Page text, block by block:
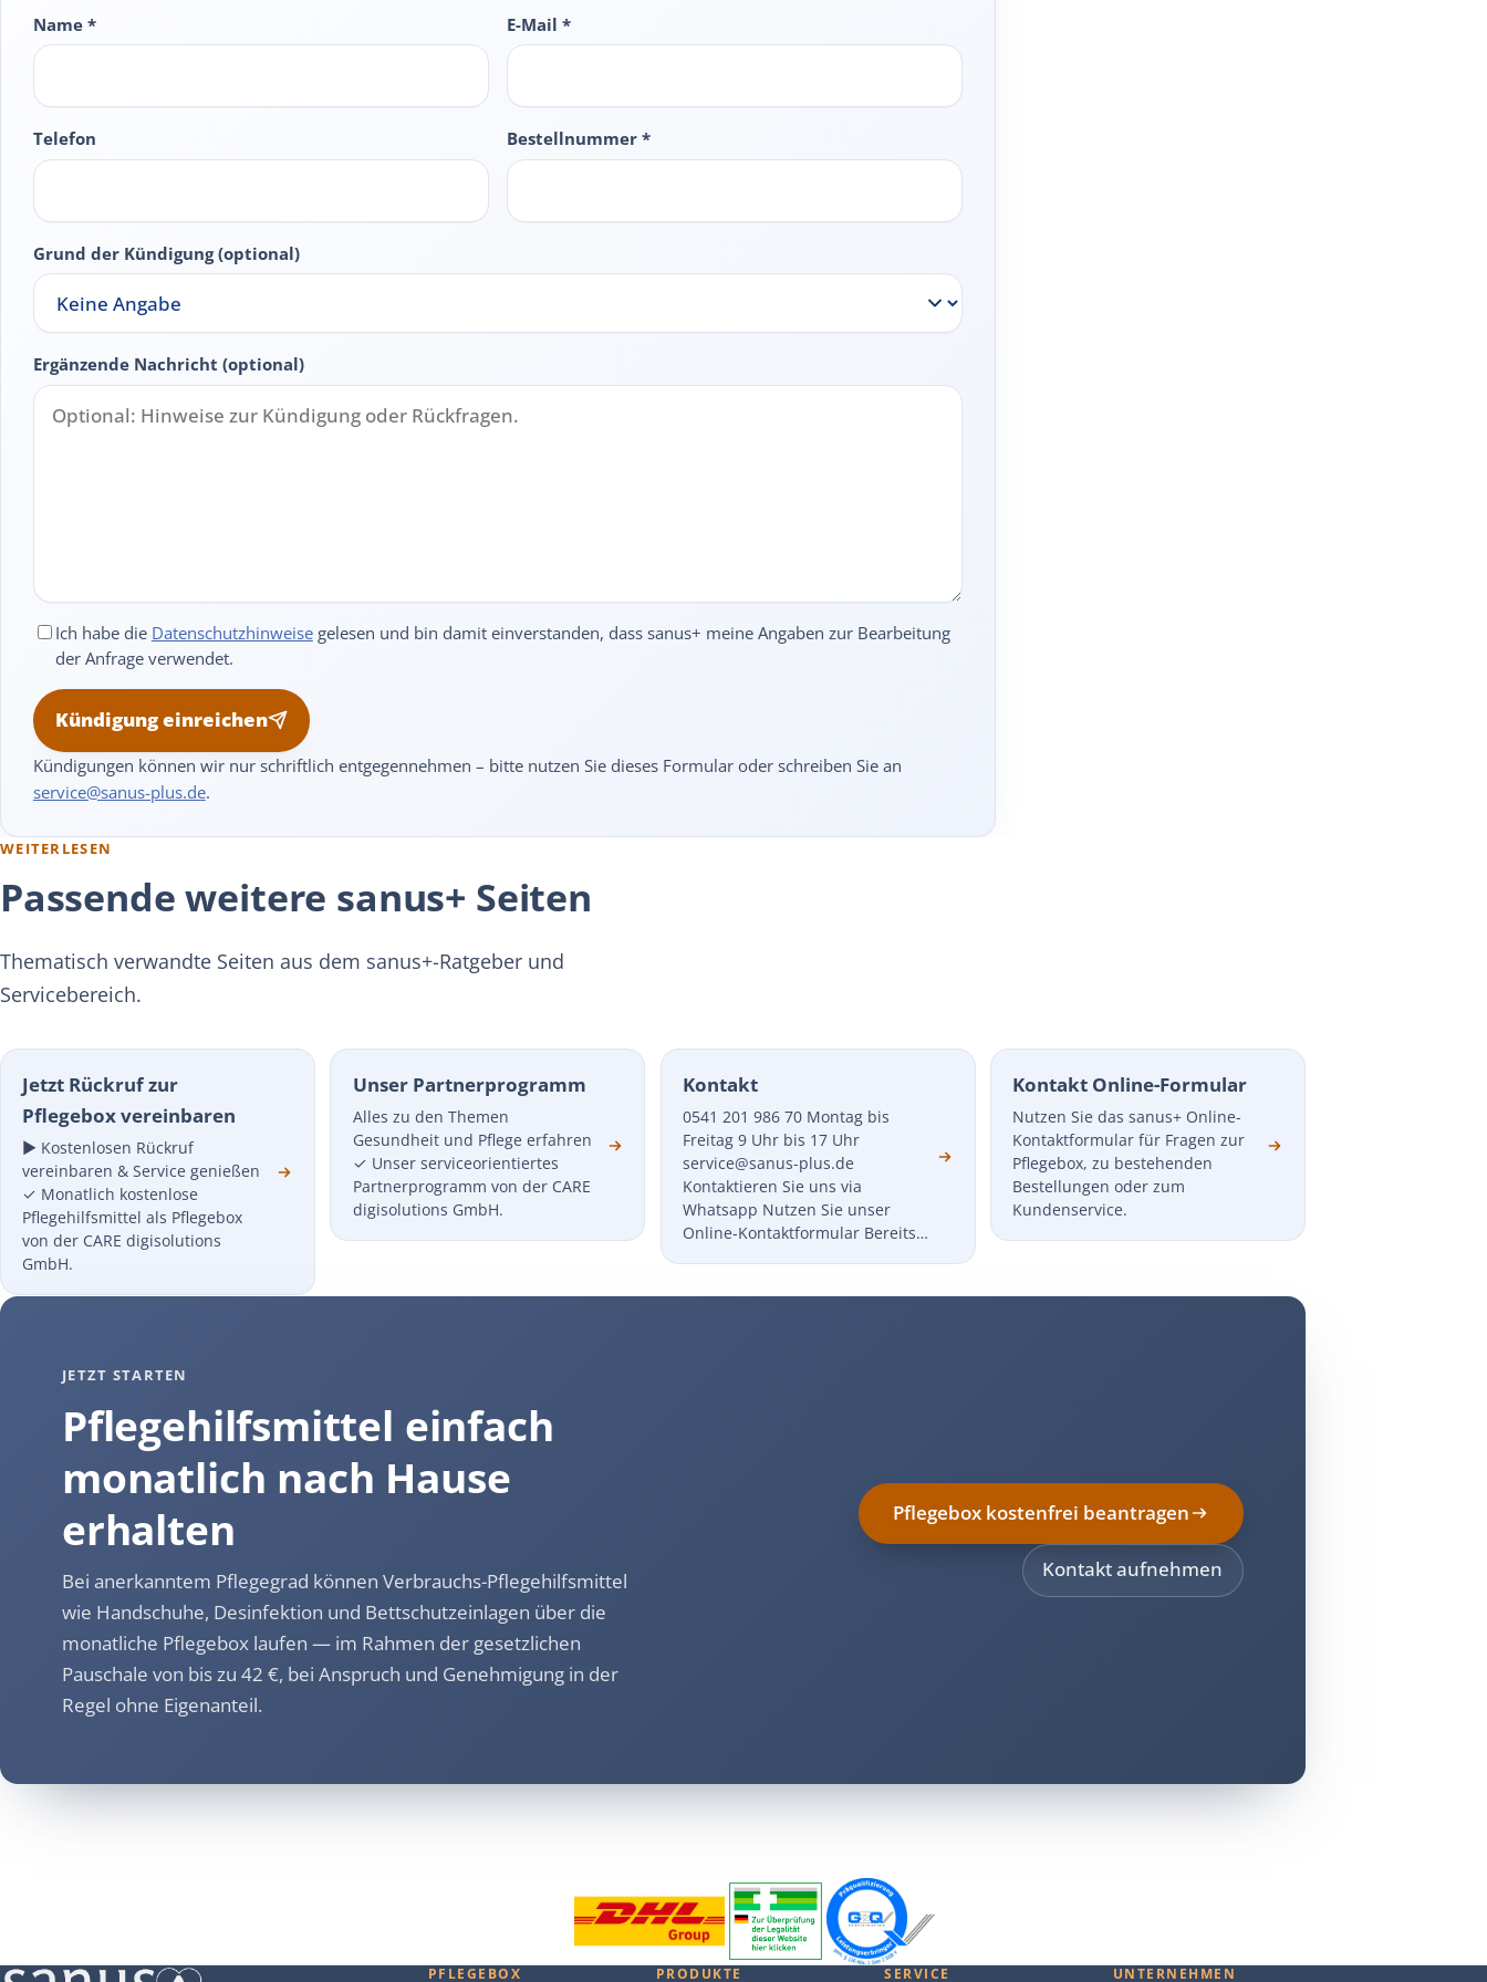
Name * E-Mail *
Telefon Bestellnummer *
Grund der Kündigung (optional)
Ergänzende Nachricht (optional)
Ich habe die Datenschutzhinweisegelesen und bin damit einverstanden, dass sanus+ meine Angaben zur Bearbeitung
der Anfrage verwendet.
Kündigung einreichen
Kündigungen können wir nur schriftlich entgegennehmen – bitte nutzen Sie dieses Formular oder schreiben Sie an
service@sanus-plus.de.
WEITERLESEN
Passende weitere sanus+ Seiten
Thematisch verwandte Seiten aus dem sanus+-Ratgeber und
Servicebereich.
Jetzt Rückruf zur
Pflegebox vereinbaren
► Kostenlosen Rückruf
vereinbaren & Service genießen
✓ Monatlich kostenlose
Pflegehilfsmittel als Pflegebox
von der CARE digisolutions
GmbH.
Unser Partnerprogramm
Alles zu den Themen
Gesundheit und Pflege erfahren
✓ Unser serviceorientiertes
Partnerprogramm von der CARE
digisolutions GmbH.
Kontakt
0541 201 986 70 Montag bis
Freitag 9 Uhr bis 17 Uhr
service@sanus-plus.de
Kontaktieren Sie uns via
Whatsapp Nutzen Sie unser
Online-Kontaktformular Bereits…
Kontakt Online-Formular
Nutzen Sie das sanus+ Online-
Kontaktformular für Fragen zur
Pflegebox, zu bestehenden
Bestellungen oder zum
Kundenservice.
JETZT STARTEN
Pflegehilfsmittel einfach
monatlich nach Hause
erhalten
Bei anerkanntem Pflegegrad können Verbrauchs-Pflegehilfsmittel
wie Handschuhe, Desinfektion und Bettschutzeinlagen über die
monatliche Pflegebox laufen — im Rahmen der gesetzlichen
Pauschale von bis zu 42 €, bei Anspruch und Genehmigung in der
Regel ohne Eigenanteil.
Pflegebox kostenfrei beantragen
Kontakt aufnehmen
PFLEGEBOX PRODUKTE SERVICE UNTERNEHMEN